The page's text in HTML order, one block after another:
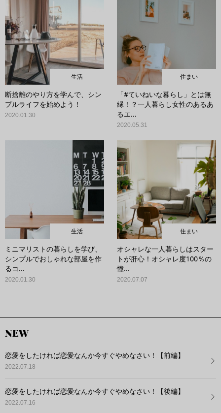
生活
断捨離のやり方を学んで、シン
プルライフを始めよう！
2020.01.30
住まい
「#ていねいな暮らし」とは無
縁！？一人暮らし女性のあるあ
るエ...
2020.05.31
生活
ミニマリストの暮らしを学び、
シンプルでおしゃれな部屋を作
るコ...
2020.01.30
住まい
オシャレな一人暮らしはスター
トが肝心！オシャレ度100％の
憧...
2020.07.07
NEW
恋愛をしたければ恋愛なんか今すぐやめなさい！【前編】
2022.07.18
恋愛をしたければ恋愛なんか今すぐやめなさい！【後編】
2022.07.16